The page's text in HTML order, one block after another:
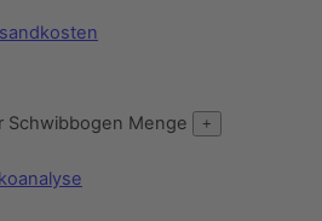
Schwibbogen Menge
+